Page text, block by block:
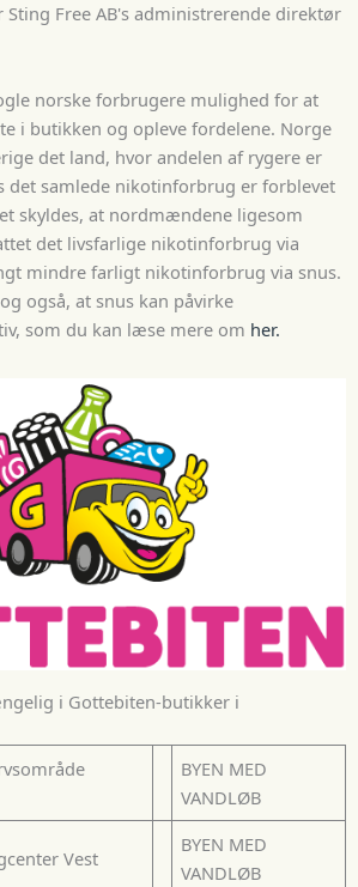
Sting Free AB's administrerende direktør
norske forbrugere mulighed for at
i butikken og opleve fordelene. Norge
det land, hvor andelen af rygere er
det samlede nikotinforbrug er forblevet
skyldes, at nordmændene ligesom
det livsfarlige nikotinforbrug via
mindre farligt nikotinforbrug via snus.
også, at snus kan påvirke
som du kan læse mere om her.
i Gottebiten-butikker i
BYEN MED
VANDLØB
Vest
BYEN MED
VANDLØB